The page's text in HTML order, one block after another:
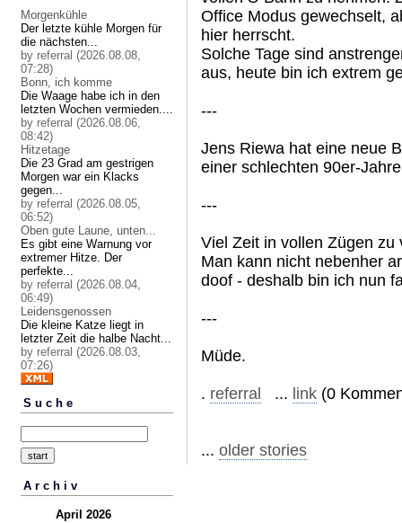
Morgenkühle
Der letzte kühle Morgen für
die nächsten...
by referral (2026.08.08,
07:28)
Bonn, ich komme
Die Waage habe ich in den
letzten Wochen vermieden....
by referral (2026.08.06,
08:42)
Hitzetage
Die 23 Grad am gestrigen
Morgen war ein Klacks
gegen...
by referral (2026.08.05,
06:52)
Oben gute Laune, unten...
Es gibt eine Warnung vor
extremer Hitze. Der
perfekte...
by referral (2026.08.04,
06:49)
Leidensgenossen
Die kleine Katze liegt in
letzter Zeit die halbe Nacht...
by referral (2026.08.03,
07:26)
Suche
Archiv
April 2026
Office Modus gewechselt,
hier herrscht.
Solche Tage sind
aus, heute bin ich extrem
---
Jens Riewa hat eine neue
einer schlechten 90er-
---
Viel Zeit in vollen Zügen zu
Man kann nicht nebenher
doof - deshalb bin ich nun
---
Müde.
. referral ... link (0
... older stories